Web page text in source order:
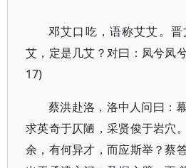
邓艾口吃，语称艾艾。
艾，定是几艾？对曰：凤兮凤
17)
蔡洪赴洛，洛中人问曰：
求英奇于仄陋，采贤俊于岩穴
余，有何异才，而应斯举？蔡